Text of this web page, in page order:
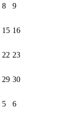
8 9
15 16
22 23
29 30
5 6